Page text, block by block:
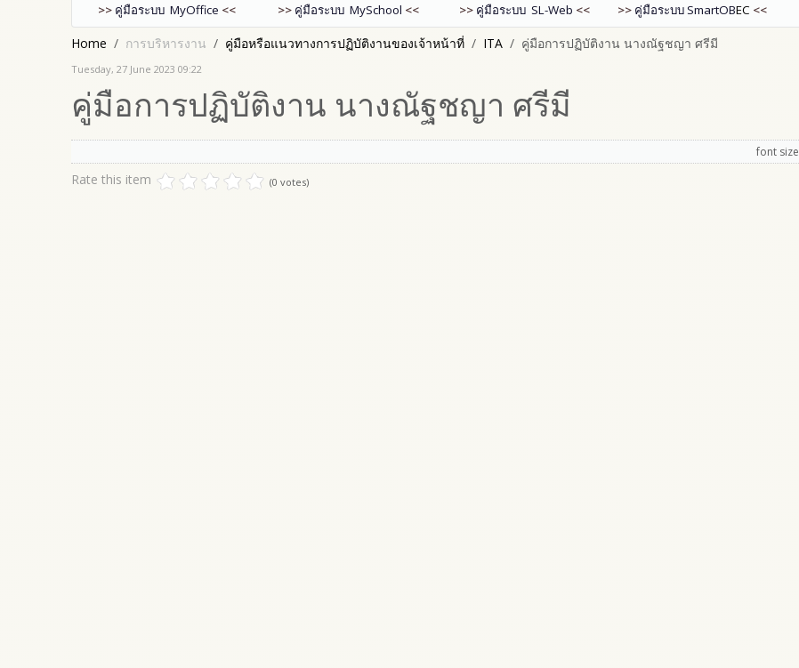
>> คู่มือระบบ MyOffice << >> คู่มือระบบ MySchool << >> คู่มือระบบ SL-Web << >> คู่มือระบบSmartOBEC <<
Home การบริหารงาน คู่มือหรือแนวทางการปฏิบัติงานของเจ้าหน้าที่ ITA คู่มือการปฏิบัติงาน นางณัฐชญา ศรีมี
Tuesday, 27 June 2023 09:22
คู่มือการปฏิบัติงาน นางณัฐชญา ศรีมี
font size
Rate this item (0 votes)